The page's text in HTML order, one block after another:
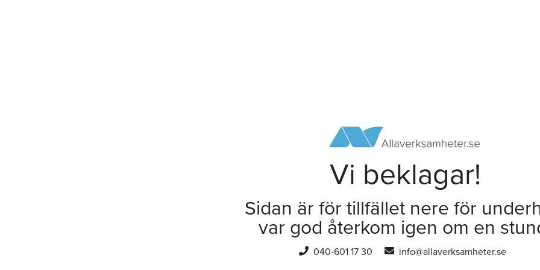
Vi beklagar!
Sidan är för tillfället nere för
var god återkom igen om en
040-601 17 30 info@allaverksamheter.se